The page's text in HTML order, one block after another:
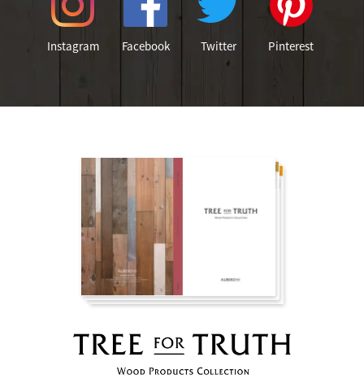
Instagram Facebook Twitter Pinterest